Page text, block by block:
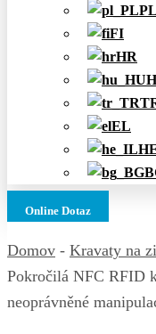
PL
FI
HR
EL
Online Dotaz
Domov - Kravaty na
Pokročilá NFC RFID
neoprávněné